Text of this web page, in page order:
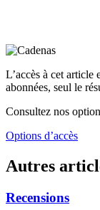
L’accès à cet article
abonnées, seul le
Consultez nos
Options d’accès
Autres
Recensions